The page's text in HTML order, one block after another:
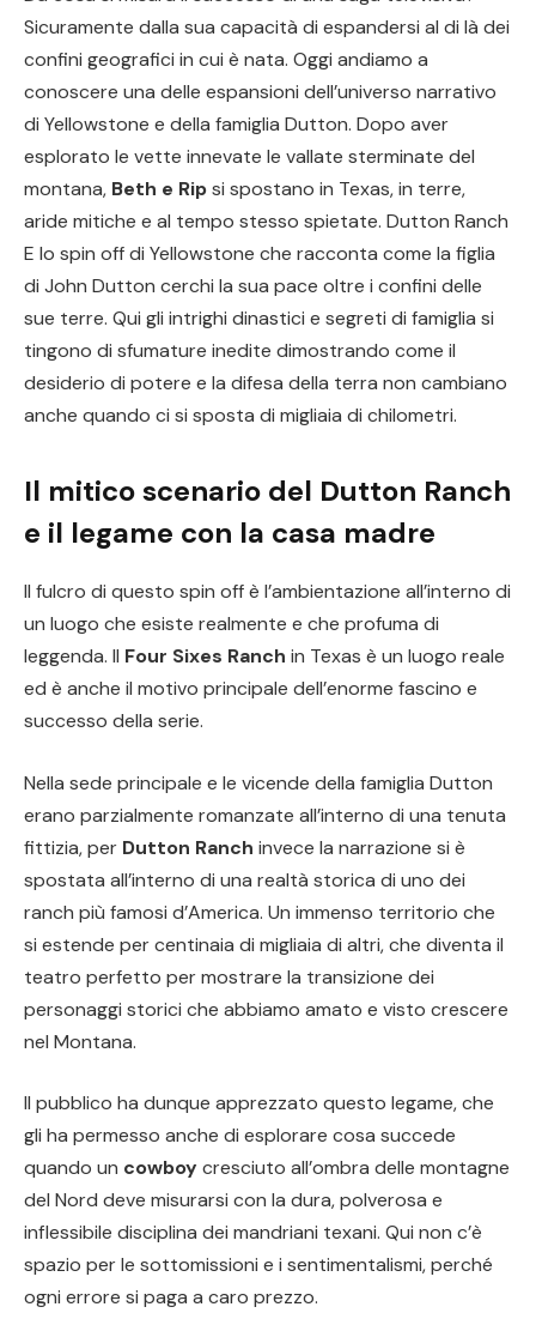
Sicuramente dalla sua capacità di espandersi al di là dei
confini geografici in cui è nata. Oggi andiamo a
conoscere una delle espansioni dell’universo narrativo
di Yellowstone e della famiglia Dutton. Dopo aver
esplorato le vette innevate le vallate sterminate del
montana, Beth e Ripsi spostano in Texas, in terre,
aride mitiche e al tempo stesso spietate. Dutton Ranch
E lo spin off di Yellowstone che racconta come la figlia
di John Dutton cerchi la sua pace oltre i confini delle
sue terre. Qui gli intrighi dinastici e segreti di famiglia si
tingono di sfumature inedite dimostrando come il
desiderio di potere e la difesa della terra non cambiano
anche quando ci si sposta di migliaia di chilometri.
Il mitico scenario del Dutton Ranch
e il legame con la casa madre
Il fulcro di questo spin off è l’ambientazione all’interno di
un luogo che esiste realmente e che profuma di
leggenda. Il Four Sixes Ranch in Texas è un luogo reale
ed è anche il motivo principale dell’enorme fascino e
successo della serie.
Nella sede principale e le vicende della famiglia Dutton
erano parzialmente romanzate all’interno di una tenuta
fittizia, per Dutton Ranch invece la narrazione si è
spostata all’interno di una realtà storica di uno dei
ranch più famosi d’America. Un immenso territorio che
si estende per centinaia di migliaia di altri, che diventa il
teatro perfetto per mostrare la transizione dei
personaggi storici che abbiamo amato e visto crescere
nel Montana.
Il pubblico ha dunque apprezzato questo legame, che
gli ha permesso anche di esplorare cosa succede
quando un cowboy cresciuto all’ombra delle montagne
del Nord deve misurarsi con la dura, polverosa e
inflessibile disciplina dei mandriani texani. Qui non c’è
spazio per le sottomissioni e i sentimentalismi, perché
ogni errore si paga a caro prezzo.